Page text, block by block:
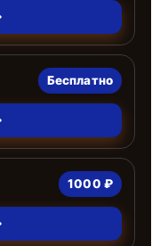
Бесплатно
1000 ₽